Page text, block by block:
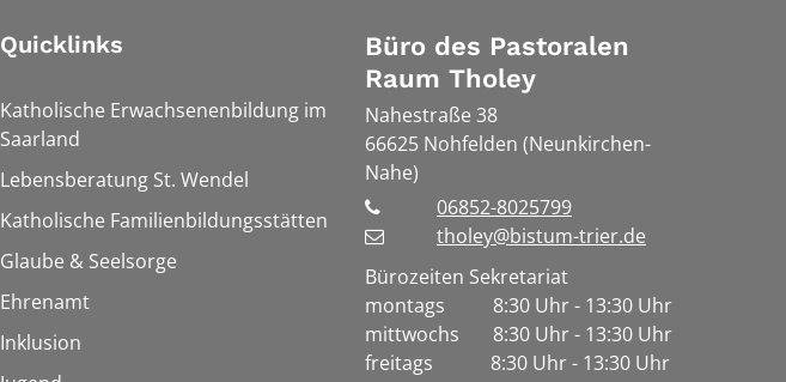
Quicklinks
Katholische Erwachsenenbildung im
Saarland
Lebensberatung St. Wendel
Katholische Familienbildungsstätten
Glaube & Seelsorge
Ehrenamt
Inklusion
Büro des Pastoralen
Raum Tholey
Nahestraße 38
66625 Nohfelden (Neunkirchen-
Nahe)
06852-8025799
tholey@bistum-trier.de
Bürozeiten Sekretariat
montags 8:30 Uhr - 13:30 Uhr
mittwochs 8:30 Uhr - 13:30 Uhr
freitags 8:30 Uhr - 13:30 Uhr